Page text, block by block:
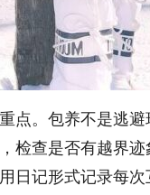
点。包养不是逃
检查是否有越界
日记形式记录每